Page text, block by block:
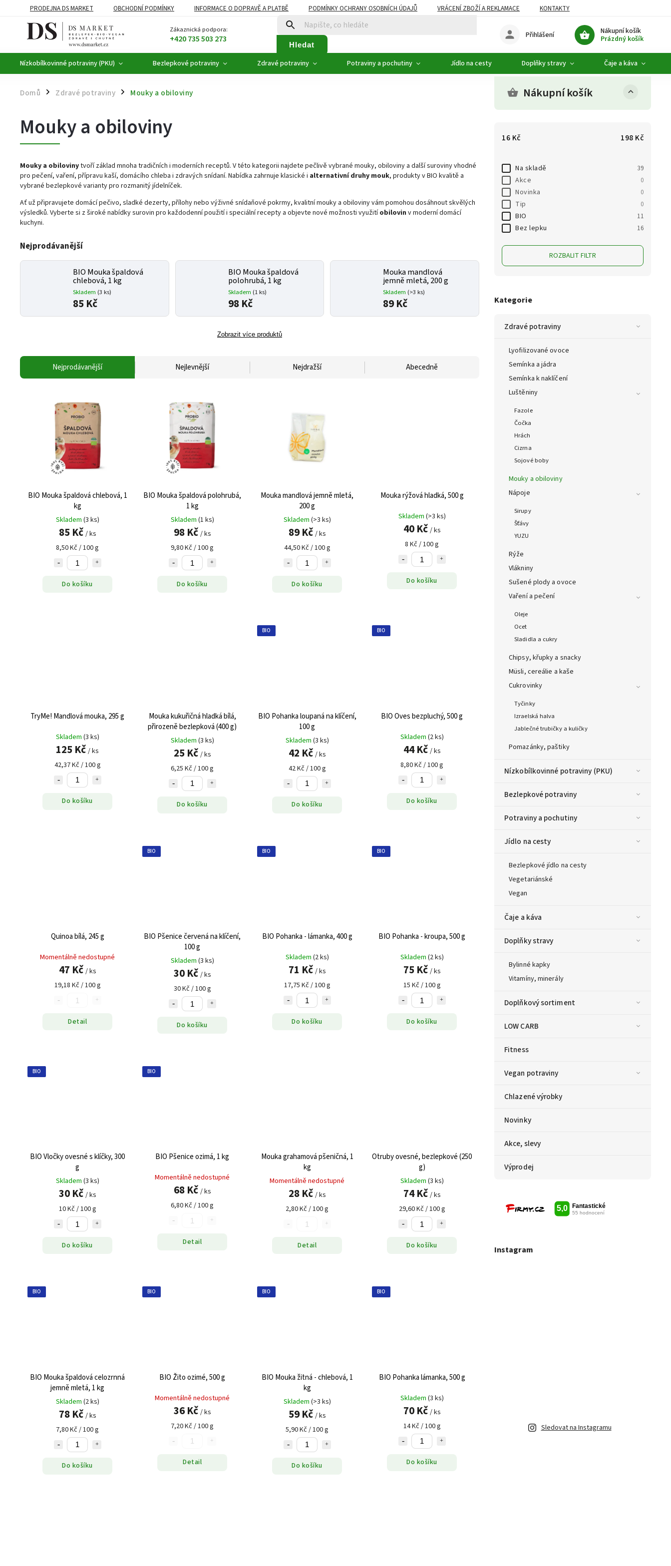
PRODEJNA DS MARKET OBCHODNÍ PODMÍNKY INFORMACE O DOPRAVĚ A PLATBĚ PODMÍNKY OCHRANY OSOBNÍCH ÚDAJŮ VRÁCENÍ ZBOŽÍ A REKLAMACE
KONTAKTY
BEZLEPKOVÉ POTRAVINY
ZDRAVÉ POTRAVINY NOVINKY AKCE, SLEVY
Zákaznická podpora:
+420 735 503 273 Hledat
Nákupní košík
Prázdný košík
Přihlášení
Nízkobílkovinné potraviny (PKU) Bezlepkové potraviny Zdravé potraviny Potraviny a pochutiny Jídlo na cesty Doplňky stravy Čaje a káva
Domů / Zdravé potraviny / Mouky a obiloviny Nákupní košík
16 Kč 198 Kč
Na skladě 39
Akce 0
Novinka 0
Tip 0
BIO 11
Bez lepku 16
ROZBALIT FILTR
Kategorie
Zdravé potraviny
Lyofilizované ovoce
Semínka a jádra
Semínka k naklíčení
Luštěniny
Fazole
Čočka
Hrách
Cizrna
Sojové boby
Mouky a obiloviny
Nápoje
Sirupy
Šťávy
YUZU
Rýže
Vlákniny
Sušené plody a ovoce
Vaření a pečení
Oleje
Ocet
Sladidla a cukry
Chipsy, křupky a snacky
Müsli, cereálie a kaše
Cukrovinky
Tyčinky
Izraelská halva
Jablečné trubičky a kuličky
Pomazánky, paštiky
Nízkobílkovinné potraviny (PKU)
Bezlepkové potraviny
Potraviny a pochutiny
Jídlo na cesty
Bezlepkové jídlo na cesty
Vegetariánské
Vegan
Čaje a káva
Doplňky stravy
Bylinné kapky
Vitamíny, minerály
Doplňkový sortiment
LOW CARB
Fitness
Vegan potraviny
Chlazené výrobky
Novinky
Akce, slevy
Výprodej
Instagram
Sledovat na Instagramu
Mouky a obiloviny
Mouky a obilovinytvoří základ mnoha tradičních i moderních receptů. V této kategorii najdete pečlivě vybrané mouky, obiloviny a další suroviny vhodné
pro pečení, vaření, přípravu kaší, domácího chleba i zdravých snídaní. Nabídka zahrnuje klasické i alternativní druhy mouk, produkty v BIO kvalitě a
vybrané bezlepkové varianty pro rozmanitý jídelníček.
Ať už připravujete domácí pečivo, sladké dezerty, přílohy nebo výživné snídaňové pokrmy, kvalitní mouky a obiloviny vám pomohou dosáhnout skvělých
výsledků. Vyberte si z široké nabídky surovin pro každodenní použití i speciální recepty a objevte nové možnosti využitíobilovin v moderní domácí
kuchyni.
Nejprodávanější
BIO Mouka špaldová
chlebová, 1 kg
Skladem (3 ks)
85 Kč
BIO Mouka špaldová
polohrubá, 1 kg
Skladem (1 ks)
98 Kč
Mouka mandlová
jemně mletá, 200 g
Skladem (>3 ks)
89 Kč
Zobrazit více produktů
Nejprodávanější Nejlevnější Nejdražší Abecedně
BIO Mouka špaldová chlebová, 1
kg
Skladem (3 ks)
85 Kč / ks
8,50 Kč / 100 g
Do košíku
BIO Mouka špaldová polohrubá,
1 kg
Skladem (1 ks)
98 Kč / ks
9,80 Kč / 100 g
Do košíku
Mouka mandlová jemně mletá,
200 g
Skladem (>3 ks)
89 Kč / ks
44,50 Kč / 100 g
Do košíku
Mouka rýžová hladká, 500 g
Skladem (>3 ks)
40 Kč / ks
8 Kč / 100 g
Do košíku
TryMe! Mandlová mouka, 295 g
Skladem (3 ks)
125 Kč / ks
42,37 Kč / 100 g
Do košíku
Mouka kukuřičná hladká bílá,
přirozeně bezlepková (400 g)
Skladem (3 ks)
25 Kč / ks
6,25 Kč / 100 g
Do košíku
BIO
BIO Pohanka loupaná na klíčení,
100 g
Skladem (3 ks)
42 Kč / ks
42 Kč / 100 g
Do košíku
BIO
BIO Oves bezpluchý, 500 g
Skladem (2 ks)
44 Kč / ks
8,80 Kč / 100 g
Do košíku
Quinoa bílá, 245 g
Momentálně nedostupné
47 Kč / ks
19,18 Kč / 100 g
Detail
BIO
BIO Pšenice červená na klíčení,
100 g
Skladem (3 ks)
30 Kč / ks
30 Kč / 100 g
Do košíku
BIO
BIO Pohanka - lámanka, 400 g
Skladem (2 ks)
71 Kč / ks
17,75 Kč / 100 g
Do košíku
BIO
BIO Pohanka - kroupa, 500 g
Skladem (2 ks)
75 Kč / ks
15 Kč / 100 g
Do košíku
BIO
BIO Vločky ovesné s klíčky, 300
g
Skladem (3 ks)
30 Kč / ks
10 Kč / 100 g
Do košíku
BIO
BIO Pšenice ozimá, 1 kg
Momentálně nedostupné
68 Kč / ks
6,80 Kč / 100 g
Detail
Mouka grahamová pšeničná, 1
kg
Momentálně nedostupné
28 Kč / ks
2,80 Kč / 100 g
Detail
Otruby ovesné, bezlepkové (250
g)
Skladem (3 ks)
74 Kč / ks
29,60 Kč / 100 g
Do košíku
BIO
BIO Mouka špaldová celozrnná
jemně mletá, 1 kg
Skladem (2 ks)
78 Kč / ks
7,80 Kč / 100 g
Do košíku
BIO
BIO Žito ozimé, 500 g
Momentálně nedostupné
36 Kč / ks
7,20 Kč / 100 g
Detail
BIO
BIO Mouka žitná - chlebová, 1
kg
Skladem (>3 ks)
59 Kč / ks
5,90 Kč / 100 g
Do košíku
BIO
BIO Pohanka lámanka, 500 g
Skladem (3 ks)
70 Kč / ks
14 Kč / 100 g
Do košíku